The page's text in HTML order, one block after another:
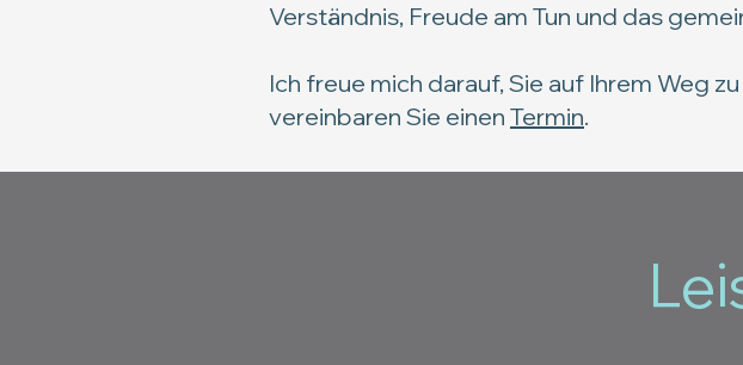
Verständnis, Freude am Tun und das
Ich freue mich darauf, Sie auf Ihrem Weg
vereinbaren Sie einen Termin.